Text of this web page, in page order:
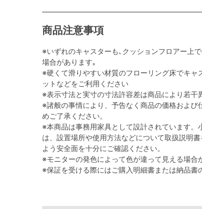
商品注意事項
※いずれのキャスターも､クッションフロアー上
場合があります｡
※硬くて滑りやすい材質のフローリング床でキ
ットなどをご利用ください
※表示寸法と実寸の寸法許容差は商品により若干
※諸般の事情により、予告なく商品の価格およ
めご了承ください。
※本商品は事務用家具として設計されています
は、設置場所や使用方法などについて取扱説明
よう安全面を十分にご確認ください。
※モニターの発色によって色が違って見える場合
※保証を受ける際にはご購入明細書または納品書